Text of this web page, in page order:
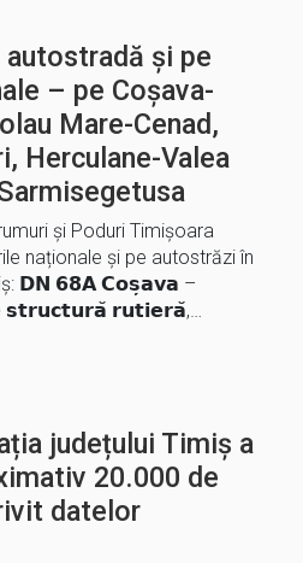
autostradă și pe
– pe Coșava-
Mare-Cenad,
Herculane-Valea
și Poduri Timișoara
naționale și pe autostrăzi în
𝗗𝗡 𝟲𝟴𝗔 𝗖𝗼𝘀̦𝗮𝘃𝗮 –
𝗿𝘂𝘁𝗶𝗲𝗿𝗮̆,…
județului Timiș a
20.000 de
datelor